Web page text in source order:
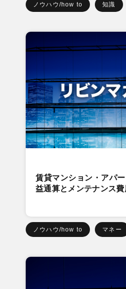
ノウハウ/how to 知識
賃貸マンション・アパ
益通算とメンテナンス
ノウハウ/how to マネー